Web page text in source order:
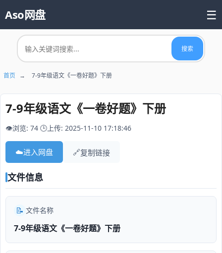
Aso网盘 ☰
首页
📚 热门资源
搜索
首页 → 7-9年级语文《一卷好题》下册
7-9年级语文《一卷好题》下册
👁️浏览: 74 🕒上传: 2025-11-10 17:18:46
☁️进入网盘 🔗复制链接
文件信息
📝 文件名称
7-9年级语文《一卷好题》下册